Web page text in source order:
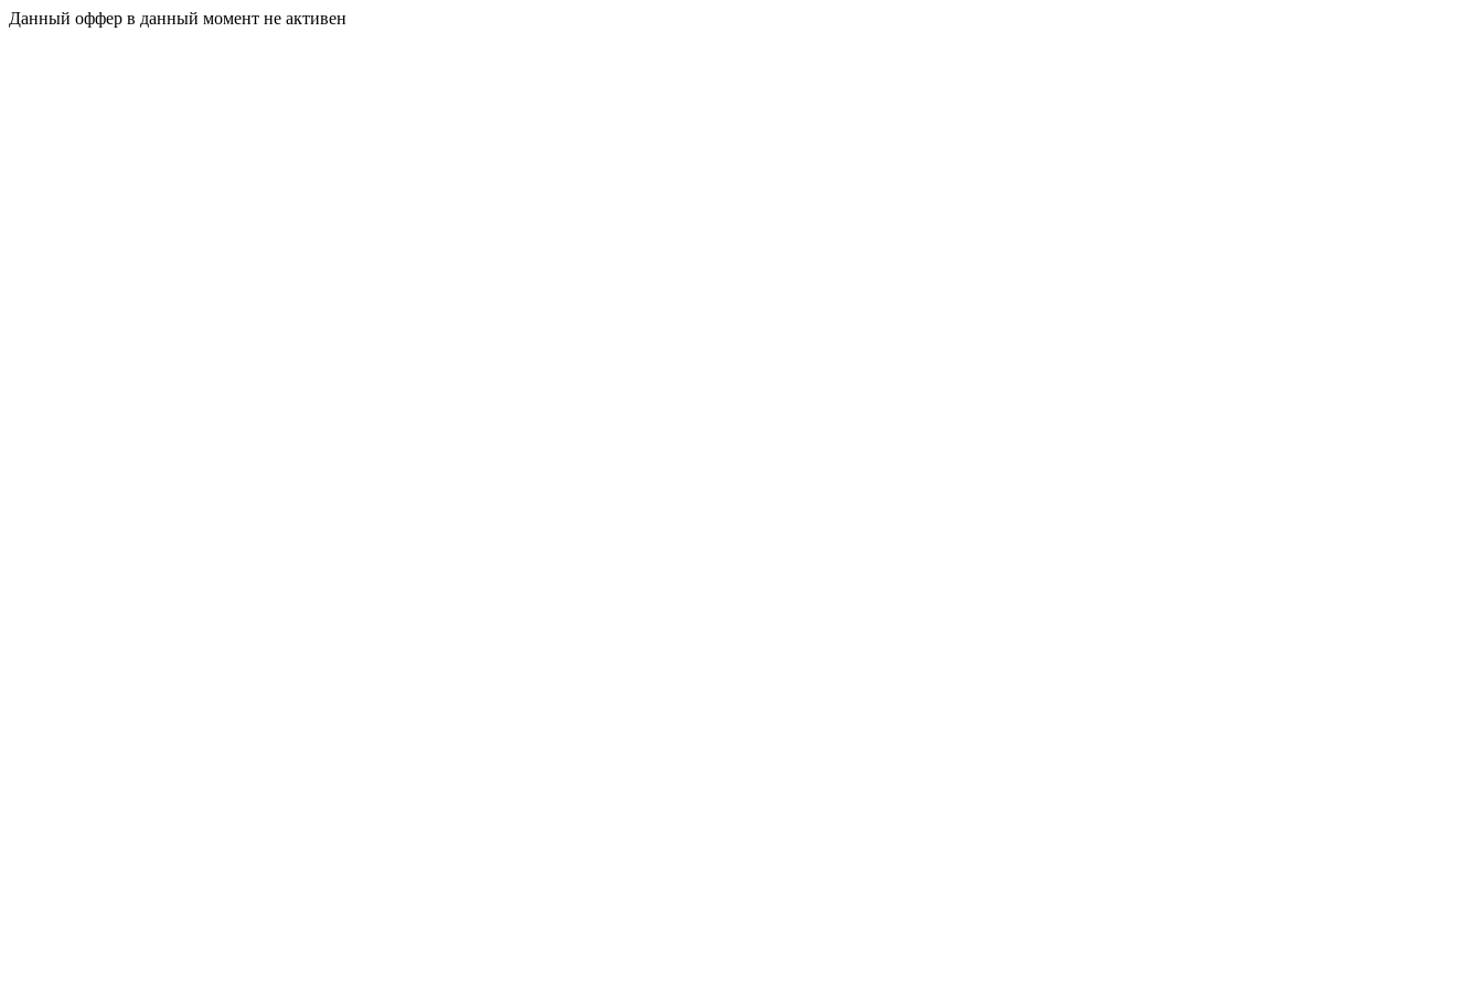
Данный оффер в данный момент не активен